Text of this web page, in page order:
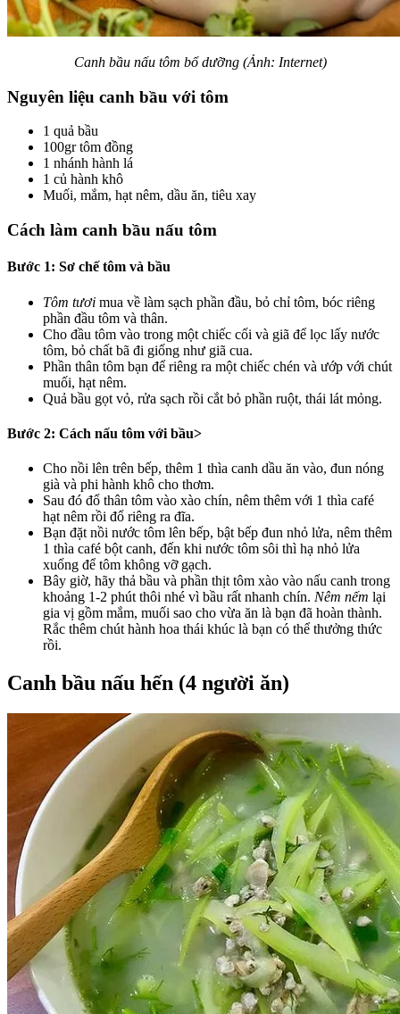
Canh bầu nấu tôm bổ dưỡng (Ảnh: Internet)
Nguyên liệu canh bầu với tôm
1 quả bầu
100gr tôm đồng
1 nhánh hành lá
1 củ hành khô
Muối, mắm, hạt nêm, dầu ăn, tiêu xay
Cách làm canh bầu nấu tôm
Bước 1: Sơ chế tôm và bầu
Tôm tươi mua về làm sạch phần đầu, bỏ chỉ tôm, bóc riêng
phần đầu tôm và thân.
Cho đầu tôm vào trong một chiếc cối và giã để lọc lấy nước
tôm, bỏ chất bã đi giống như giã cua.
Phần thân tôm bạn để riêng ra một chiếc chén và ướp với chút
muối, hạt nêm.
Quả bầu gọt vỏ, rửa sạch rồi cắt bỏ phần ruột, thái lát mỏng.
Bước 2: Cách nấu tôm với bầu>
Cho nồi lên trên bếp, thêm 1 thìa canh dầu ăn vào, đun nóng
già và phi hành khô cho thơm.
Sau đó đổ thân tôm vào xào chín, nêm thêm với 1 thìa café
hạt nêm rồi đổ riêng ra đĩa.
Bạn đặt nồi nước tôm lên bếp, bật bếp đun nhỏ lửa, nêm thêm
1 thìa café bột canh, đến khi nước tôm sôi thì hạ nhỏ lửa
xuống để tôm không vỡ gạch.
Bây giờ, hãy thả bầu và phần thịt tôm xào vào nấu canh trong
khoảng 1-2 phút thôi nhé vì bầu rất nhanh chín. Nêm nếm lại
gia vị gồm mắm, muối sao cho vừa ăn là bạn đã hoàn thành.
Rắc thêm chút hành hoa thái khúc là bạn có thể thưởng thức
rồi.
Canh bầu nấu hến (4 người ăn)